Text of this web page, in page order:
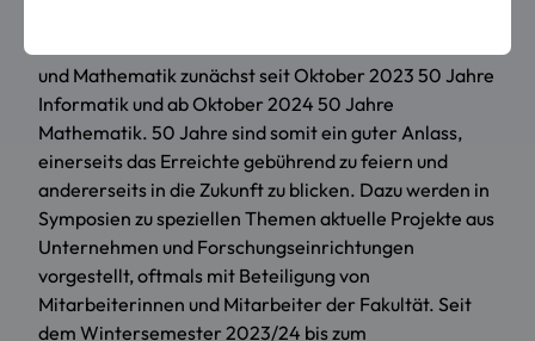
und Mathematik zunächst seit Oktober 2023 50 Jahre
Informatik und ab Oktober 2024 50 Jahre
Mathematik. 50 Jahre sind somit ein guter Anlass,
einerseits das Erreichte gebührend zu feiern und
andererseits in die Zukunft zu blicken. Dazu werden in
Symposien zu speziellen Themen aktuelle Projekte aus
Unternehmen und Forschungseinrichtungen
vorgestellt, oftmals mit Beteiligung von
Mitarbeiterinnen und Mitarbeiter der Fakultät. Seit
dem Wintersemester 2023/24 bis zum